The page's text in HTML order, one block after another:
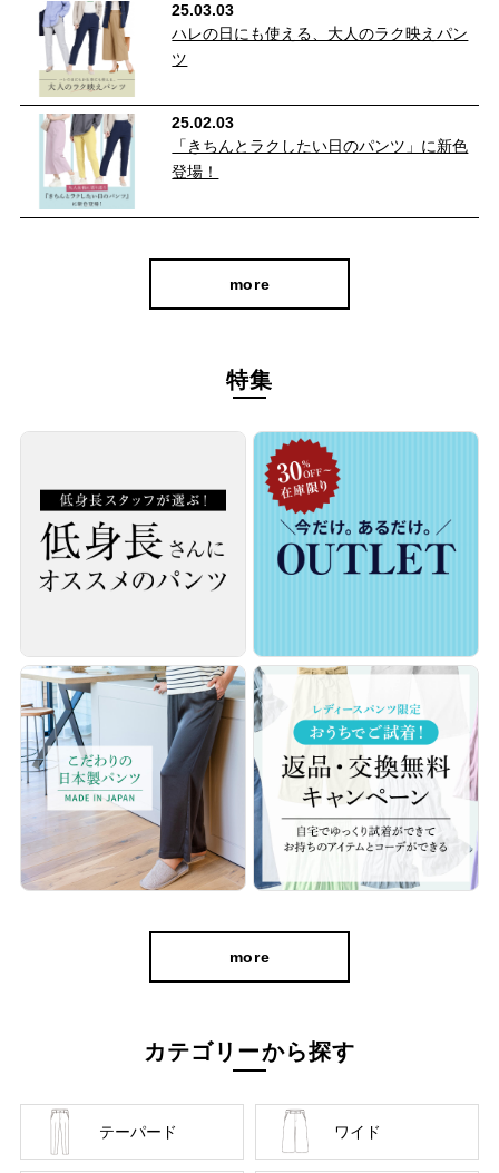
おススメの一本です
25.03.03
ハレの日にも使える、大人のラク映えパン
ツ
25.02.03
「きちんとラクしたい日のパンツ」に新色
登場！
more
特集
more
カテゴリーから探す
テーパード ワイド